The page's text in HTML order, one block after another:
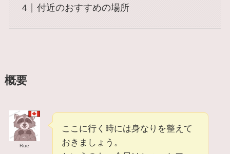
付近のおすすめの場所
概要
Rue
ここに行く時には身なりを整えて
おきましょう。